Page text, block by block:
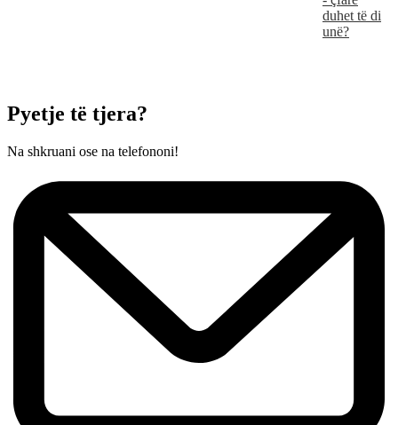
duhet të di
unë?
Pyetje të tjera?
Na shkruani ose na telefononi!